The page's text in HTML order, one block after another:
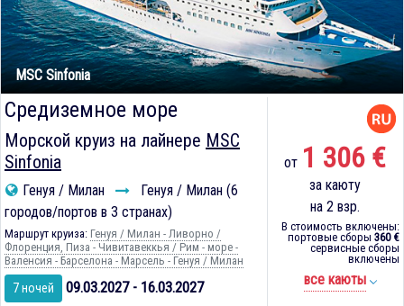
MSC Sinfonia
Средиземное море
Морской круиз на лайнере MSC
Sinfonia
Генуя / Милан
Генуя / Милан (6
городов/портов в 3 странах)
Маршрут круиза: Генуя / Милан - Ливорно /
Флоренция, Пиза - Чивитавеккья / Рим - море -
Валенсия - Барселона - Марсель - Генуя / Милан
7 ночей 09.03.2027 - 16.03.2027
от 1 306 €
за каюту
на 2 взр.
В стоимость включены:
портовые сборы 360 €
сервисные сборы
включены
все каюты